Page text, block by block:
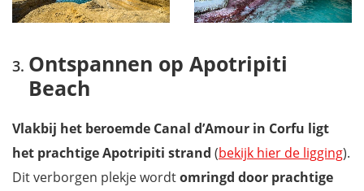
Ontspannen op Apotripiti
Beach
Vlakbij het beroemde Canal d’Amour in Corfu ligt
het prachtige Apotripiti strand (bekijk hier de ligging).
Dit verborgen plekje wordtomringd door prachtige